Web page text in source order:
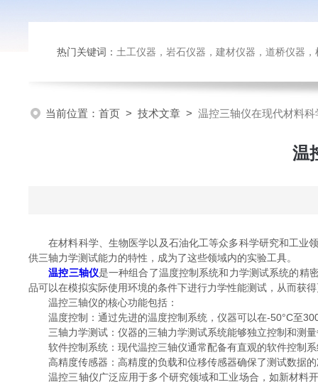
热门关键词： 土工仪器，岩石仪器，建材仪器，道桥仪器，检测
当前位置： 首页 > 技术文章 > 温控三轴仪在现代材料
温
在材料科学、生物医学以及石油化工等众多科学研究和工业领
供三轴力学测试能力的特性，成为了这些领域内的实验工具。
温控三轴仪是一种组合了温度控制系统和力学测试系统的精
品可以在模拟实际使用环境的条件下进行力学性能测试，从而获
温控三轴仪的核心功能包括：
温度控制：通过先进的温度控制系统，仪器可以在-50°C至
三轴力学测试：仪器的三轴力学测试系统能够独立控制和测量
软件控制系统：现代温控三轴仪通常配备有直观的软件控制系
高精度传感器：高精度的负载和位移传感器确保了测试数据的
温控三轴仪广泛应用于多个研究领域和工业场合，如新材料开